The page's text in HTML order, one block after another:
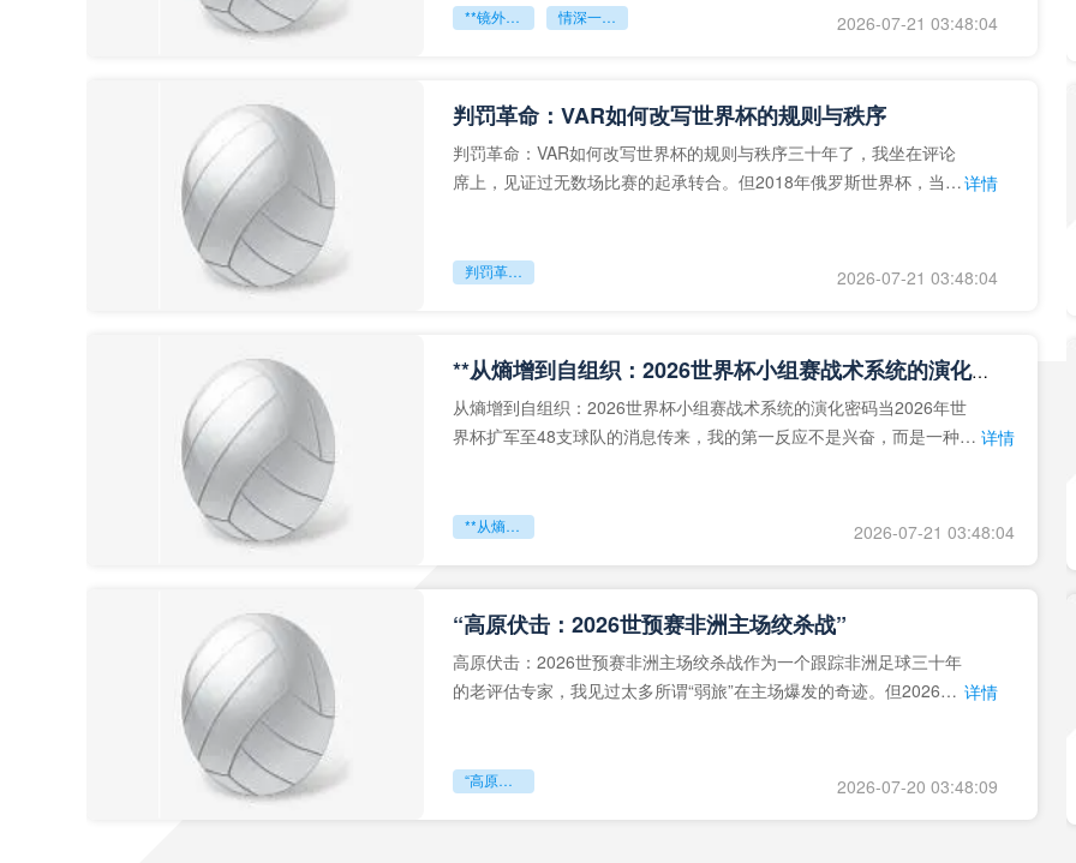
**镜外留影 情深一瞬** 2026-07-21 03:48:04
判罚革命：VAR如何改写世界杯的规则与秩序
判罚革命：VAR如何改写世界杯的规则与秩序三十年了，我坐在评论
席上，见证过无数场比赛的起承转合。但2018年俄罗斯世界杯，当
详情
判罚革命：VAR如何改写世界杯的规则与秩序 2026-07-21 03:48:04
**从熵增到自组织：2026世界杯小组赛战术系统的演化密码**
从熵增到自组织：2026世界杯小组赛战术系统的演化密码当2026年世
界杯扩军至48支球队的消息传来，我的第一反应不是兴奋，而是一种深 详情
**从熵增到自组织：2026世界杯小组赛战术系统的演化密码** 2026-07-21 03:48:04
“高原伏击：2026世预赛非洲主场绞杀战”
高原伏击：2026世预赛非洲主场绞杀战作为一个跟踪非洲足球三十年
的老评估专家，我见过太多所谓“弱旅”在主场爆发的奇迹。但2026年 详情
“高原伏击：2026世预赛非洲主场绞杀战” 2026-07-20 03:48:09